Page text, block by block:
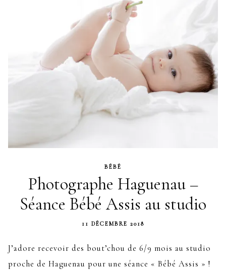
BÉBÉ
Photographe Haguenau –
Séance Bébé Assis au studio
11 DÉCEMBRE 2018
J’adore recevoir des bout’chou de 6/9 mois au studio
proche de Haguenau pour une séance « Bébé Assis » !